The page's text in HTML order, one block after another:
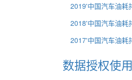
2019'中国汽车油耗
2018'中国汽车油耗
2017'中国汽车油耗
数据授权使